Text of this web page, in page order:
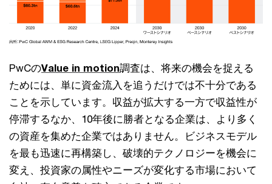
PwCのValue in motion調査は、将来の機会を捉える
ためには、単に資金流入を追うだけでは不十分である
ことを示しています。収益が拡大する一方で収益性が
停滞するなか、10年後に勝者となる企業は、より多く
の資産を集めた企業ではありません。ビジネスモデル
を最も迅速に再構築し、破壊的テクノロジーを機会に
変え、投資家の属性やニーズが変化する市場において